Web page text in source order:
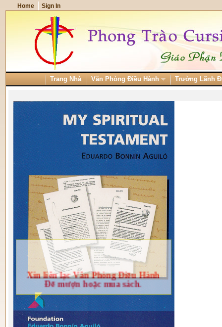
Home Sign In
Trang Nhà Văn Phòng Điều Hành Trường Lãnh
Xin liên lạc Văn Phòng Điều Hành
Để mượn hoặc mua sách.